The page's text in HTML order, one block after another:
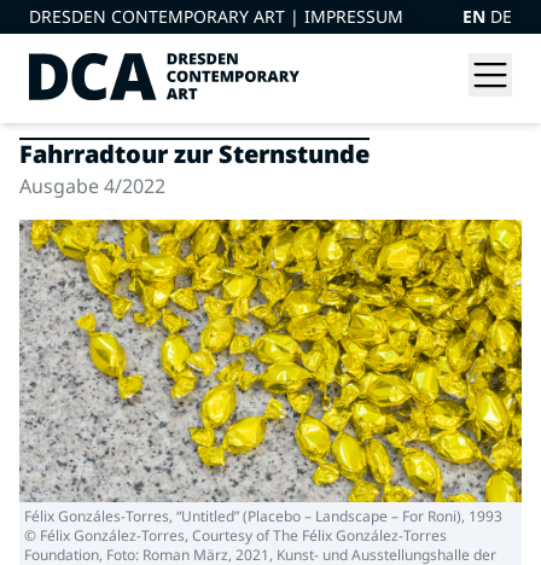
DRESDEN CONTEMPORARY ART | IMPRESSUM EN DE
Fahrradtour zur Sternstunde
Ausgabe 4/2022
Félix Gonzáles-Torres, “Untitled” (Placebo – Landscape – For Roni), 1993
© Félix González-Torres, Courtesy of The Félix González-Torres
Foundation, Foto: Roman März, 2021, Kunst- und Ausstellungshalle der